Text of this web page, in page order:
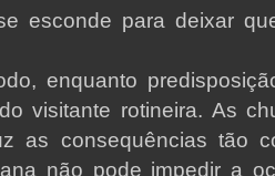
esconde para deixar
enquanto
visitante rotineira. As
as consequências tão
não pode impedir a